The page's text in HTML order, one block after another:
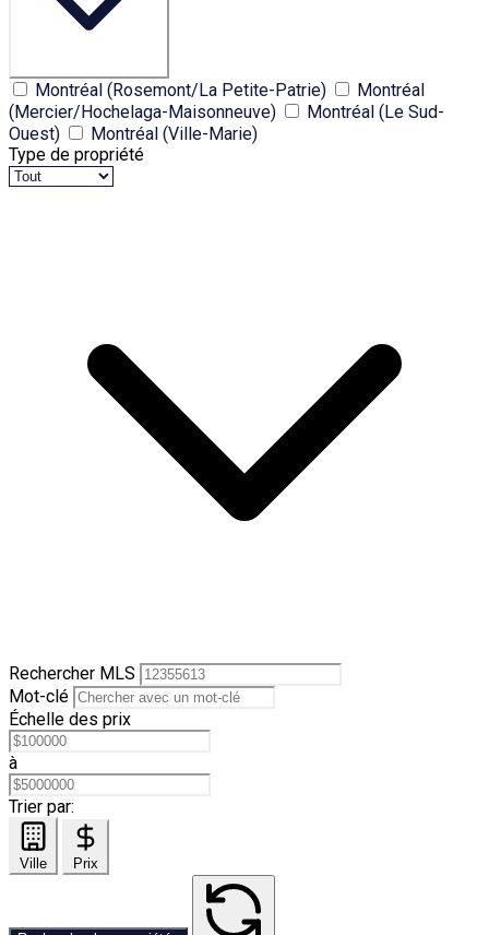
Montréal (Rosemont/La Petite-Patrie)
Montréal
(Mercier/Hochelaga-Maisonneuve)
Montréal (Le Sud-
Ouest)
Montréal (Ville-Marie)
Type de propriété
Rechercher MLS
Mot-clé
Échelle des prix
à
Trier par:
Ville Prix